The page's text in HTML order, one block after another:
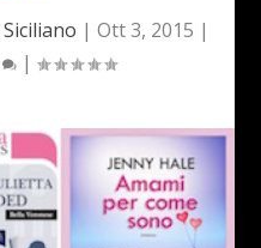
| Ott 3, 2015 |
|